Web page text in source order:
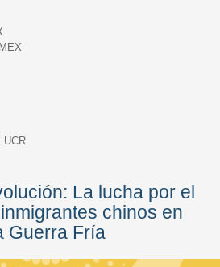
UCR
La lucha por el
chinos en
Guerra Fría